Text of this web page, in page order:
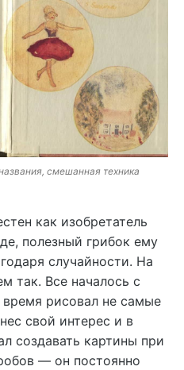
смешанная техника
как изобретатель
полезный грибок ему
случайности. На
так. Все началось с
время рисовал не самые
свой интерес и в
создавать картины при
— он постоянно